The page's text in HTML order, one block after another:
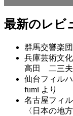
最新のレビ
群馬交響楽
兵庫芸術文
高田 二三夫
仙台フィル
fumi より
名古屋フィ
〈日本の地